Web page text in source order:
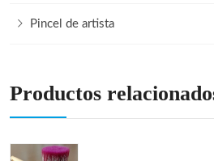
Pincel de artista
Productos